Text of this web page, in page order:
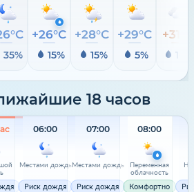
35%
+26°C
15%
+28°C
15%
+29°C
5%
+31°C
10%
18 часов
06:00
Местами дождь
Риск дождя
07:00
Местами дождь
Риск дождя
08:00
Переменная
облачность
Комфортно